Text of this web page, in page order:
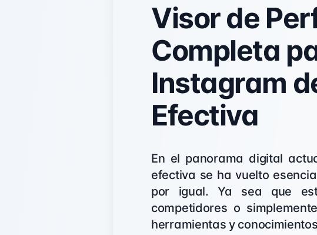
Visor de
Completa
Instagram
Efectiva
En el panorama digital
efectiva se ha vuelto
por igual. Ya sea que
competidores o
herramientas y